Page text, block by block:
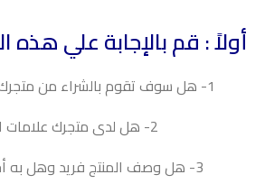
أولاً : قم بالإجابة علي هذه
1- هل سوف تقوم بالشراء من متجرك ان كنت عميلاً؟
2- هل لدى متجرك علامات الثقة؟
3- هل وصف المنتج فريد وهل به أخطاء إملائية؟